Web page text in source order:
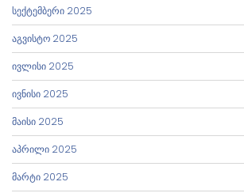
სექტემბერი 2025
აგვისტო 2025
ივლისი 2025
ივნისი 2025
მაისი 2025
აპრილი 2025
მარტი 2025